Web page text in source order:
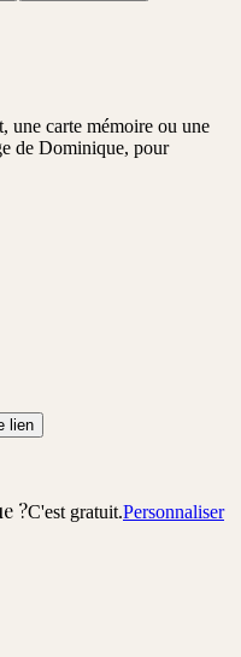
une carte mémoire ou une
de Dominique, pour
lien
?C'est gratuit.Personnaliser